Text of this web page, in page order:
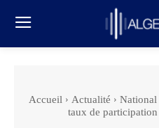
Accueil Actualité National
taux de